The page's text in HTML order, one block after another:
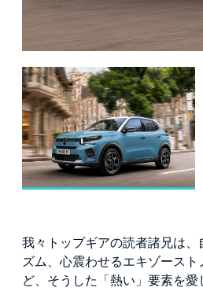
我々トップギアの読者諸兄は
ズム、心震わせるエキゾース
ど、そうした「熱い」要素を